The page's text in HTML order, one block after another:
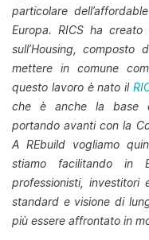
particolare
Europa. RICS ha
sull’Housing, composto
mettere in comune
questo lavoro è nato il
che è anche la base
portando avanti con la
A REbuild vogliamo
stiamo facilitando in
professionisti, investitori
standard e visione di
più essere affrontato in